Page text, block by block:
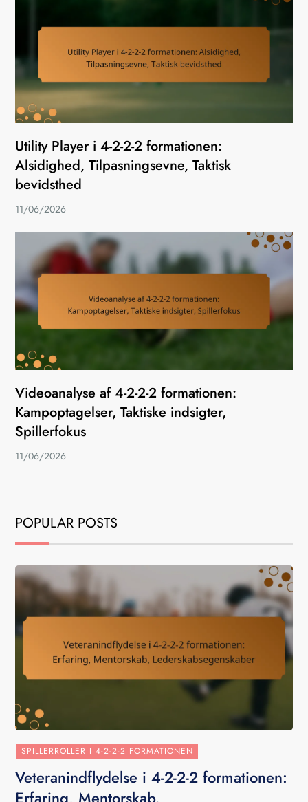
Utility Player i 4-2-2-2 formationen:
Alsidighed, Tilpasningsevne, Taktisk
bevidsthed
11/06/2026
Videoanalyse af 4-2-2-2 formationen:
Kampoptagelser, Taktiske indsigter,
Spillerfokus
11/06/2026
POPULAR POSTS
SPILLERROLLER I 4-2-2-2 FORMATIONEN
Veteranindflydelse i 4-2-2-2 formationen: